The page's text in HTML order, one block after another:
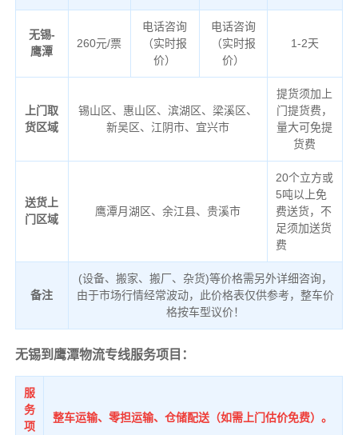
无锡-
鹰潭
260元/票
电话咨询
（实时报
价）
电话咨询
（实时报
价）
1-2天
上门取
货区域
锡山区、惠山区、滨湖区、梁溪区、
新吴区、江阴市、宜兴市
提货须加上
门提货费，
量大可免提
货费
送货上
门区域
鹰潭月湖区、余江县、贵溪市
20个立方或
5吨以上免
费送货，不
足须加送货
费
备注
(设备、搬家、搬厂、杂货)等价格需另外详细咨询，
由于市场行情经常波动，此价格表仅供参考，整车价
格按车型议价！
无锡到鹰潭物流专线服务项目：
服
务
项
整车运输、零担运输、仓储配送（如需上门估价免费）。